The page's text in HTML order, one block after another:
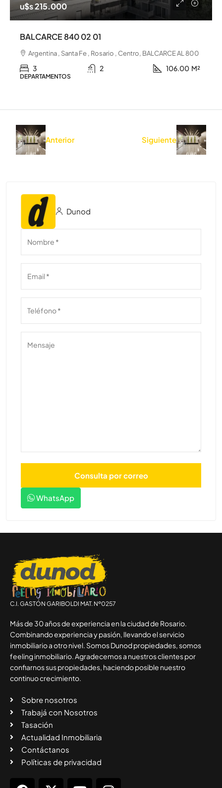
u$s 215.000
BALCARCE 840 02 01
Argentina , Santa Fe , Rosario , Centro, BALCARCE AL 800
3 2 106.00 M²
DEPARTAMENTOS
Anterior Siguiente
Dunod
WhatsApp
C.I. GASTÓN GARIBOLDI MAT. Nº0257
Más de 30 años de experiencia en la ciudad de Rosario.
Combinando experiencia y pasión, llevando el servicio
inmobiliario a otro nivel. Somos Dunod propiedades, somos
feeling inmobiliario. Agradecemos a nuestros clientes por
confiarnos sus propiedades, haciendo posible nuestro
continuo crecimiento.
Sobre nosotros
Trabajá con Nosotros
Tasación
Actualidad Inmobiliaria
Contáctanos
Políticas de privacidad